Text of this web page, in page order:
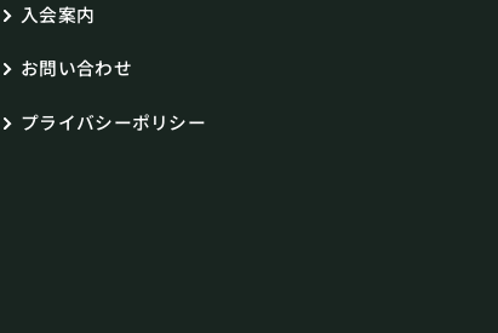
入会案内
お問い合わせ
プライバシーポリシー